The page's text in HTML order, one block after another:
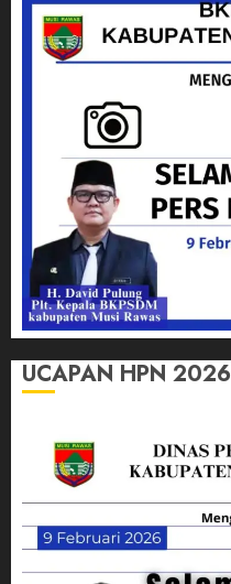
UCAPAN HPN 2026